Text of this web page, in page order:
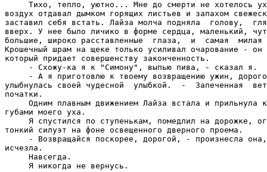
Тихо, тепло, уютно... Мне до смерти не хотелось
воздух отдавал дымком горящих листьев и запахом
заставил себя встать. Лайза молча подняла  голову,
вверх. У нее было личико в форме сердца, маленький,
большие, широко расставленные  глаза,  и  самая
Крошечный шрам на щеке только усиливал очарование -
который придает совершенству законченность.
     - Схожу-ка я к "Симону", выпью пива, - сказал я.
- А я приготовлю к твоему возвращению ужин,
улыбнулась своей чудесной  улыбкой.  -  Запеченная
початки.
Одним плавным движением Лайза встала и прильнула
губами моего уха.
Я спустился по ступенькам, помедлил на дорожке,
тонкий силуэт на фоне освещенного дверного проема.
- Возвращайся поскорее, дорогой, - произнесла
исчезла.
     Навсегда.
     Я никогда не вернусь.